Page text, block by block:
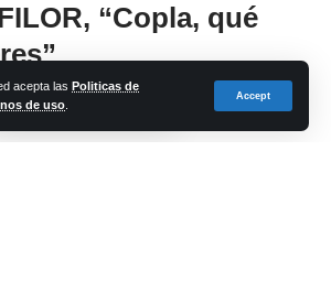
acepta las Politicas de
de uso
Accept
“Copla, qué